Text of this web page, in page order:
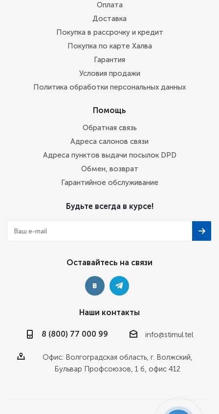
Оплата
Доставка
Покупка в рассрочку и кредит
Покупка по карте Халва
Гарантия
Условия продажи
Политика обработки персональных данных
Помощь
Обратная связь
Адреса салонов связи
Адреса пунктов выдачи посылок DPD
Обмен, возврат
Гарантийное обслуживание
Будьте всегда в курсе!
Оставайтесь на связи
Наши контакты
8 (800) 77 000 99 info@stimul.tel
Офис: Волгоградская область, г. Волжский,
Бульвар Профсоюзов, 1 б, офис 412